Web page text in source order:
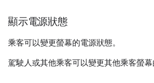
顯示電源狀態
乘客可以變更螢幕的電源狀態。
駕駛人或其他乘客可以變更其他乘客螢幕